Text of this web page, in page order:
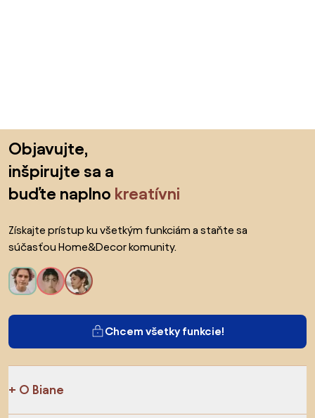
Objavujte,
inšpirujte sa a
buďte naplno kreatívni
Získajte prístup ku všetkým funkciám a staňte sa
súčasťou Home&Decor komunity.
Chcem všetky funkcie!
O Biane